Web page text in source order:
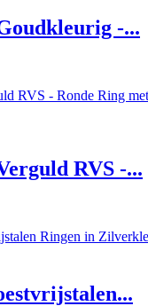
-...
RVS -...